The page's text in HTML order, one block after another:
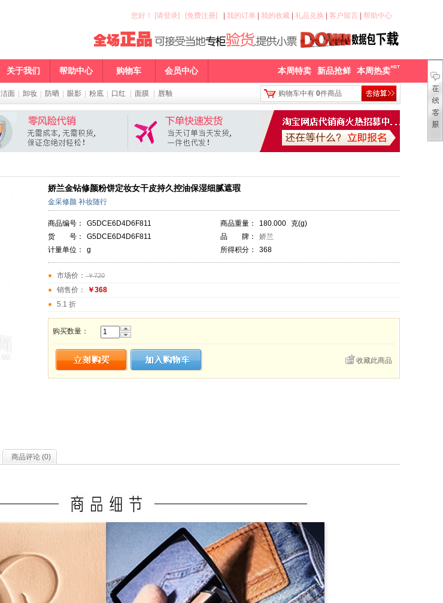
我的订单 我的收藏 礼品兑换 客户留言 帮助中心
您好 ！ [请登录] [免费注册]
关于我们 帮助中心 购物车 会员中心 本周特卖 新品抢鲜 本周热卖
洁面 卸妆 防晒 眼影 粉底 口红 面膜 唇釉 购物车中有 0件商品
娇兰金钻修颜粉饼定妆女干皮持久控油保湿细腻遮瑕
金采修颜 补妆随行
商品编号： G5DCE6D4D6F811 商品重量： 180.000 克(g)
货 号：
G5DCE6D4D6F811 品 牌：
娇兰
计量单位：
g 所得积分： 368
市场价： ￥720
销售价：
￥368
5.1 折
购买数量：
收藏此商品
商品评论 (0)